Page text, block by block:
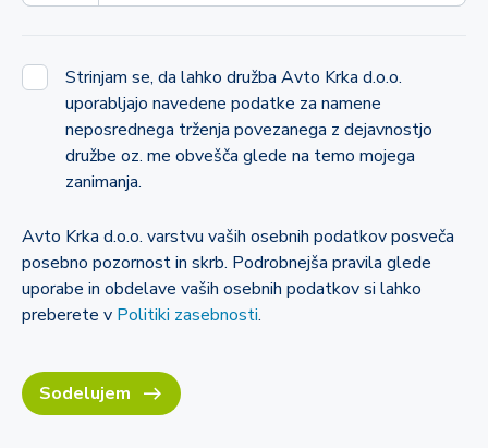
Strinjam se, da lahko družba Avto Krka d.o.o.
uporabljajo navedene podatke za namene
neposrednega trženja povezanega z dejavnostjo
družbe oz. me obvešča glede na temo mojega
zanimanja.
Avto Krka d.o.o. varstvu vaših osebnih podatkov posveča
posebno pozornost in skrb. Podrobnejša pravila glede
uporabe in obdelave vaših osebnih podatkov si lahko
preberete v Politiki zasebnosti.
Sodelujem